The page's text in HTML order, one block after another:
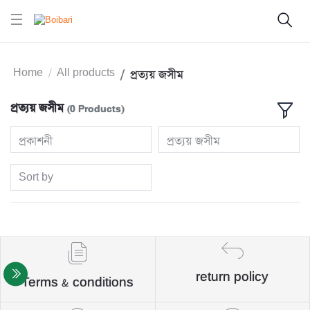
Home All products প্রত্যয় জসীম
প্রত্যয় জসীম (0 Products)
প্রকাশনী প্রত্যয় জসীম
Sort by
Terms & conditions return policy